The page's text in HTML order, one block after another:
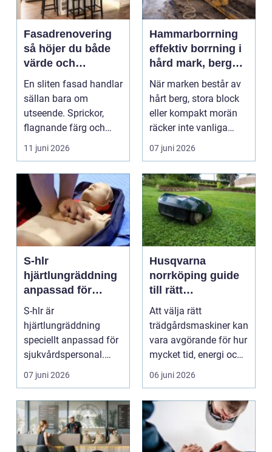
Fasadrenovering
så höjer du både
värde och
livslängd på
fastigheten
En sliten fasad handlar
sällan bara om
utseende. Sprickor,
flagnande färg och
fuktfläckar signalerar...
11 juni 2026
Hammarborrning
effektiv borrning i
hård mark, berg
och morän
När marken består av
hårt berg, stora block
eller kompakt morän
räcker inte vanliga
schakt- och borr...
07 juni 2026
S-hlr
hjärtlungräddning
anpassad för
sjukvården
S-hlr är
hjärtlungräddning
speciellt anpassad för
sjukvårdspersonal.
Utbildningen bygger på
samma gr...
07 juni 2026
Husqvarna
norrköping guide
till rätt
trädgårdsmaskin
för varje säsong
Att välja rätt
trädgårdsmaskiner kan
vara avgörande för hur
mycket tid, energi och
pengar en villaäg...
06 juni 2026